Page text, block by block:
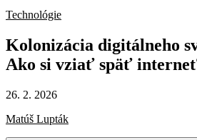
Technológie
Kolonizácia digitálneho
Ako si vziať späť
26. 2. 2026
Matúš Lupták